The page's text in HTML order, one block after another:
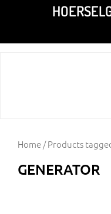
springen
Home/ Products
GENERATOR